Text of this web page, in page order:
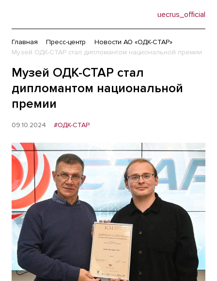
uecrus_official
Главная Пресс-центр
Новости АО «ОДК-СТАР»
Музей ОДК-СТАР стал дипломантом национальной премии
Музей ОДК-СТАР стал
дипломантом национальной
премии
09.10.2024 #ОДК-СТАР